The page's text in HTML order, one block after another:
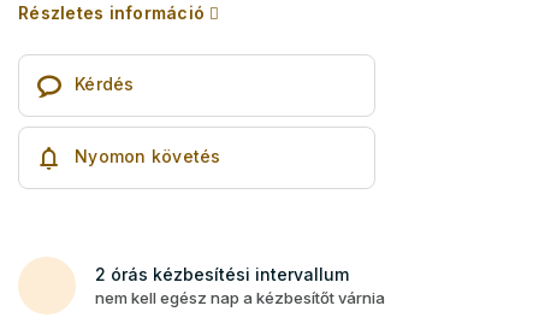
Részletes információ
Kérdés
Nyomon követés
2 órás kézbesítési intervallum
nem kell egész nap a kézbesítőt várnia